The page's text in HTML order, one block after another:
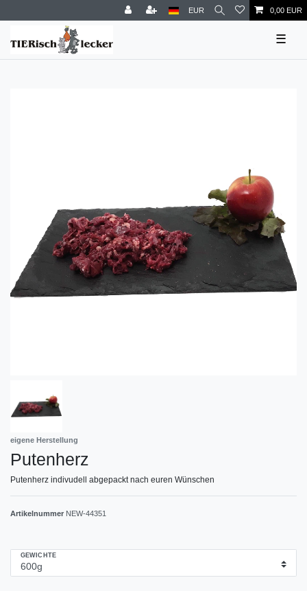
EUR 0,00 EUR
☰
eigene Herstellung
Putenherz
Putenherz indivudell abgepackt nach euren Wünschen
Artikelnummer NEW-44351
GEWICHTE